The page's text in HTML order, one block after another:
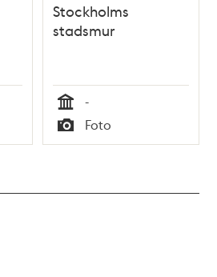
Stockholms
stadsmur
Tid
-
Typ
Foto